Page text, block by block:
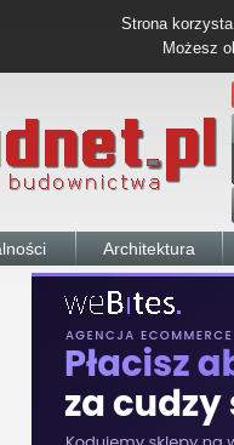
Strona
Możesz
Architektura